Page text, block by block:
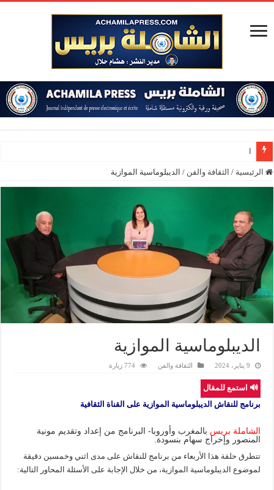
الرئيسية / الثقافة والفن / الديبلوماسية الموازية
الديبلوماسية الموازية
9 يناير، 2024 الثقافة والفن 774 زيارة
🔊 استمع للمقال
برنامج للنقاش الديبلوماسية الموازية على القناة الثقافية
الشاملة بريس بالمغرب وأوروبا- البرنامج من إعداد وتقديم مونية
المنصور وإخراج سهام بنسودة.
تتطرق حلقة هذا الأربعاء من برنامج للنقاش على مدى اثني وخمسين دقيقة
لموضوع الديبلوماسية الموازية، من خلال الإجابة على الأسئلة المحاور التالية: